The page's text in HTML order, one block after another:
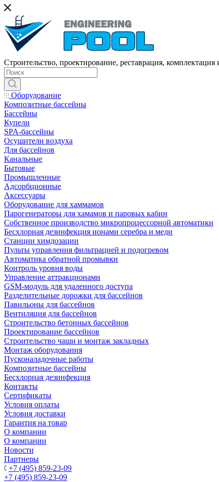
Строительство, проектирование, реставрация,
Оборудование
Композитные бассейны
Бассейны
Купели
SPA-бассейны
Осушители воздуха
Для бассейнов
Канальные
Бытовые
Промышленные
Адсорбционные
Аксессуары
Оборудование для хаммамов
Парогенераторы для хамамов и паровых кабин
Собственное производство микропроцессорной автоматики
Беcхлорная дезинфекция ионами серебра и меди
Станции химдозации
Пульты управления фильтрацией и подогревом
Автоматика обратной промывки
Контроль уровня воды
Управление аттракционами
GSM-модуль для удаленного доступа
Разделительные дорожки для бассейнов
Павильоны для бассейнов
Вентиляция для бассейнов
Строительство бетонных бассейнов
Проектирование бассейнов
Строительство чаши и монтаж закладных
Монтаж оборудования
Пусконаладочные работы
Композитные бассейны
Бесхлорная дезинфекция
Контакты
Сертификаты
Условия оплаты
Условия доставки
Гарантия на товар
О компании
О компании
Новости
Партнеры
+7 (495) 859-23-09
+7 (495) 859-23-09